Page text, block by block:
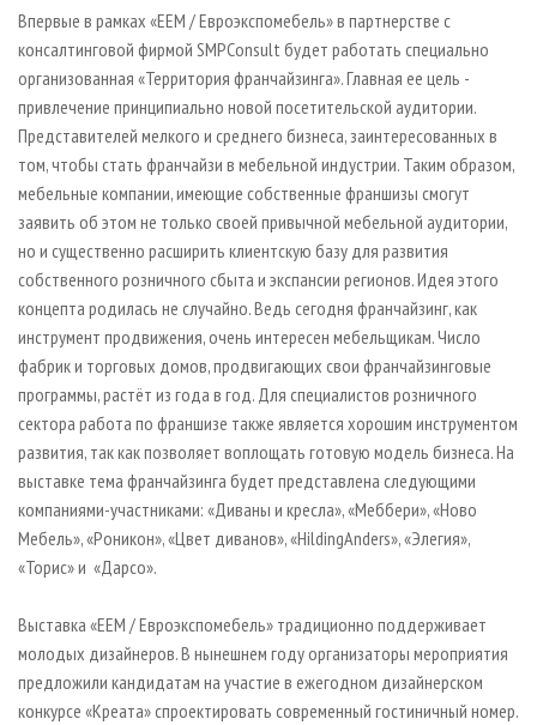
Впервые в рамках «ЕЕМ / Евроэкспомебель» в партнерстве с
консалтинговой фирмой SMPConsult будет работать специально
организованная «Территория франчайзинга». Главная ее цель -
привлечение принципиально новой посетительской аудитории.
Представителей мелкого и среднего бизнеса, заинтересованных в
том, чтобы стать франчайзи в мебельной индустрии. Таким образом,
мебельные компании, имеющие собственные франшизы смогут
заявить об этом не только своей привычной мебельной аудитории,
но и существенно расширить клиентскую базу для развития
собственного розничного сбыта и экспансии регионов. Идея этого
концепта родилась не случайно. Ведь сегодня франчайзинг, как
инструмент продвижения, очень интересен мебельщикам. Число
фабрик и торговых домов, продвигающих свои франчайзинговые
программы, растёт из года в год. Для специалистов розничного
сектора работа по франшизе также является хорошим инструментом
развития, так как позволяет воплощать готовую модель бизнеса. На
выставке тема франчайзинга будет представлена следующими
компаниями-участниками: «Диваны и кресла», «Меббери», «Ново
Мебель», «Роникон», «Цвет диванов», «HildingAnders», «Элегия»,
«Торис» и «Дарсо».
Выставка «EEM / Евроэкспомебель» традиционно поддерживает
молодых дизайнеров. В нынешнем году организаторы мероприятия
предложили кандидатам на участие в ежегодном дизайнерском
конкурсе «Креата» спроектировать современный гостиничный номер.